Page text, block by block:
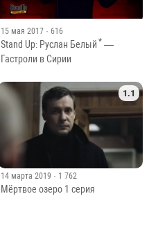
15 мая 2017 · 616
Stand Up: Руслан Белый * —
Гастроли в Сирии
1.1
14 марта 2019 · 1 762
Мёртвое озеро 1 серия